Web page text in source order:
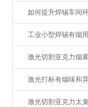
激光打标有烟味和